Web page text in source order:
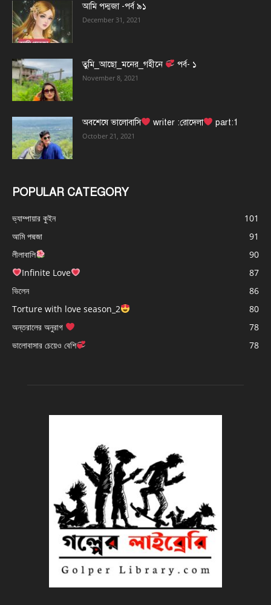
আমি পদ্মজা -পর্ব ৯১
December 31, 2021
তুমি_আছো_মনের_গহীনে পর্ব- ১
November 8, 2021
অবশেষে ভালোবাসি writer :রোদেলা part:1
October 21, 2021
POPULAR CATEGORY
ভ্যাম্পায়ার কুইন
101
আমি পদ্মজা
91
লীলাবালি
90
Infinite Love
87
ভিলেন
86
Torture with love season_2
80
অন্তরালের অনুরাগ
78
ভালোবাসার চেয়েও বেশি
78